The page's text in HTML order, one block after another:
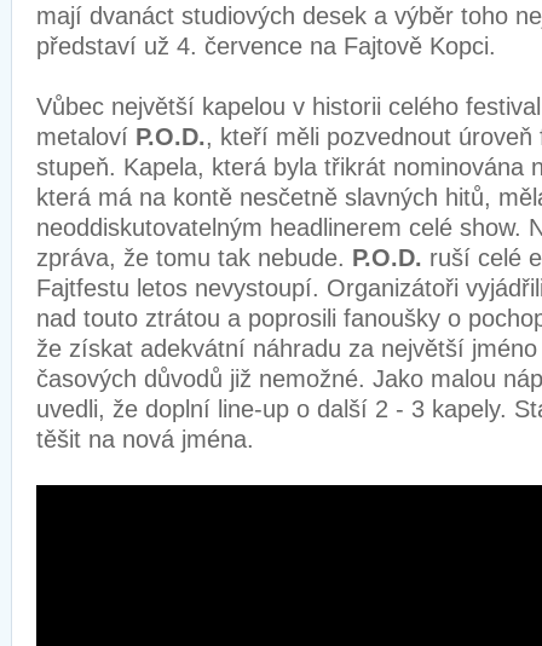
mají dvanáct studiových desek a výběr toho
představí už 4. července na Fajtově Kopci.
Vůbec největší kapelou v historii celého
metaloví P.O.D., kteří měli pozvednout úroveň
stupeň. Kapela, která byla třikrát nominována
která má na kontě nesčetně slavných hitů,
neoddiskutovatelným headlinerem celé show.
zpráva, že tomu tak nebude. P.O.D. ruší celé
Fajtfestu letos nevystoupí. Organizátoři
nad touto ztrátou a poprosili fanoušky o
že získat adekvátní náhradu za největší
časových důvodů již nemožné. Jako malou
uvedli, že doplní line-up o další 2 - 3 kapely.
těšit na nová jména.